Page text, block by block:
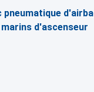
d'ascenseur